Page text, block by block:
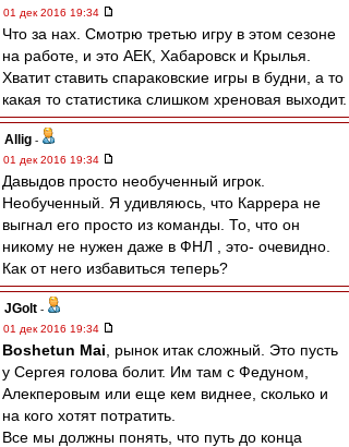
01 дек 2016 19:34
Что за нах. Смотрю третью игру в этом сезоне
на работе, и это АЕК, Хабаровск и Крылья.
Хватит ставить спараковские игры в будни, а то
какая то статистика слишком хреновая выходит.
Allig -
01 дек 2016 19:34
Давыдов просто необученный игрок.
Необученный. Я удивляюсь, что Каррера не
выгнал его просто из команды. То, что он
никому не нужен даже в ФНЛ , это- очевидно.
Как от него избавиться теперь?
JGolt -
01 дек 2016 19:34
Boshetun Mai , рынок итак сложный. Это пусть
у Сергея голова болит. Им там с Федуном,
Алекперовым или еще кем виднее, сколько и
на кого хотят потратить.
Все мы должны понять, что путь до конца